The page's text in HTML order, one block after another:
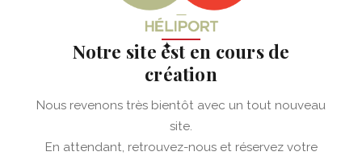
✦
Notre site est en cours de
création
Nous revenons très bientôt avec un tout nouveau
site.
En attendant, retrouvez-nous et réservez votre